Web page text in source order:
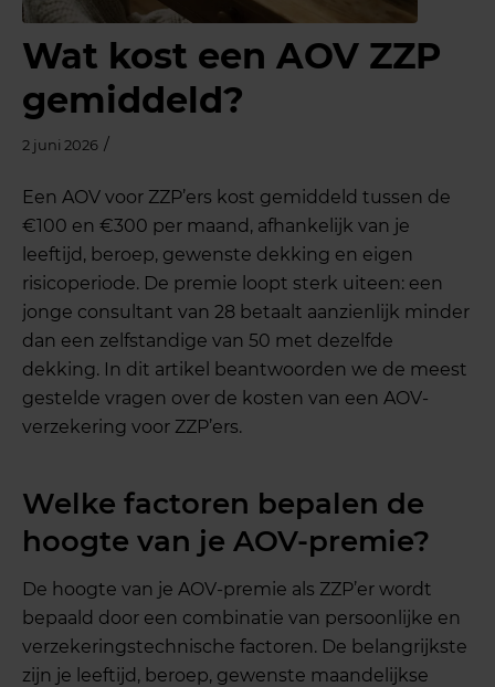
Wat kost een AOV ZZP
gemiddeld?
2 juni 2026 /
Een AOV voor ZZP’ers kost gemiddeld tussen de
€100 en €300 per maand, afhankelijk van je
leeftijd, beroep, gewenste dekking en eigen
risicoperiode. De premie loopt sterk uiteen: een
jonge consultant van 28 betaalt aanzienlijk minder
dan een zelfstandige van 50 met dezelfde
dekking. In dit artikel beantwoorden we de meest
gestelde vragen over de kosten van een AOV-
verzekering voor ZZP’ers.
Welke factoren bepalen de
hoogte van je AOV-premie?
De hoogte van je AOV-premie als ZZP’er wordt
bepaald door een combinatie van persoonlijke en
verzekeringstechnische factoren. De belangrijkste
zijn je leeftijd, beroep, gewenste maandelijkse